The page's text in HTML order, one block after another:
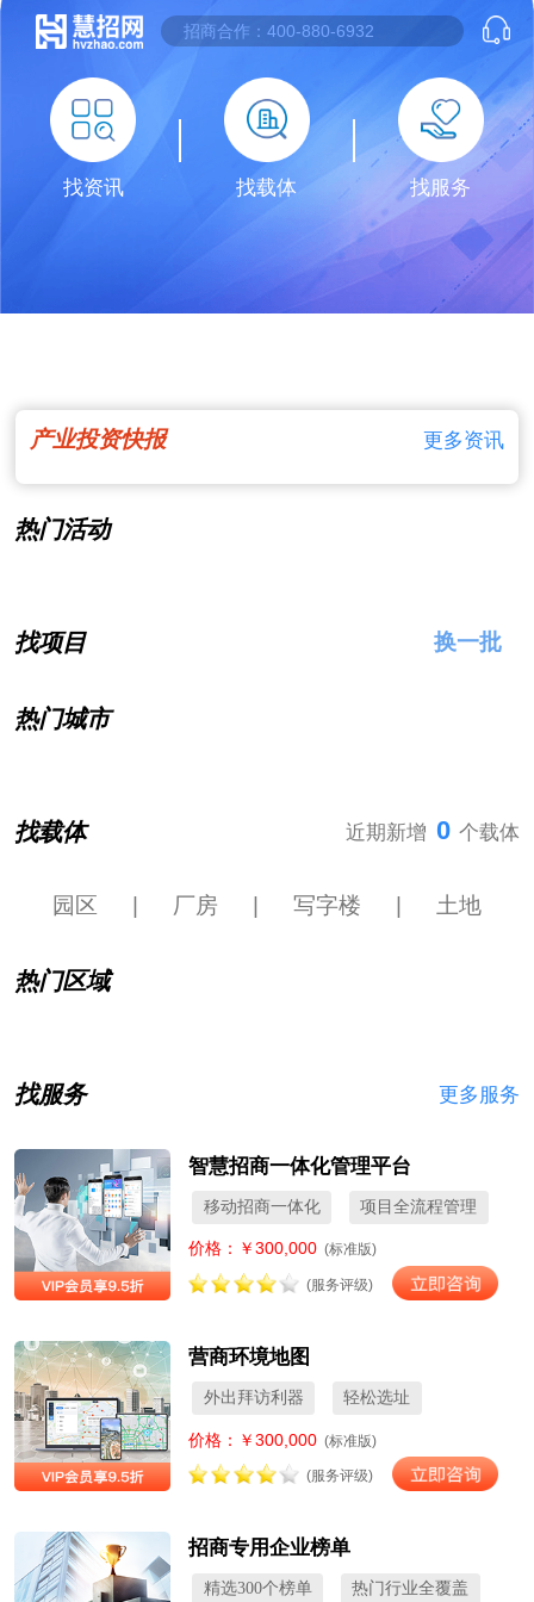
找资讯 找载体 找服务
产业投资快报 更多资讯
热门活动
找项目 换一批
热门城市
找载体 近期新增 0 个载体
园区 厂房 写字楼 土地
热门区域
找服务 更多服务
智慧招商一体化管理平台
移动招商一体化 项目全流程管理
价格：￥300,000 (标准版)
(服务评级)
营商环境地图
外出拜访利器 轻松选址
价格：￥300,000 (标准版)
(服务评级)
招商专用企业榜单
精选300个榜单 热门行业全覆盖